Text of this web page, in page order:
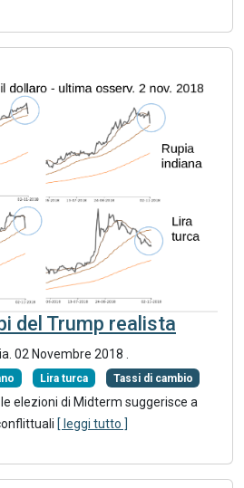
del Trump realista
02 Novembre 2018 .
Lira turca Tassi di cambio
elezioni di Midterm suggerisce a
[ leggi tutto ]